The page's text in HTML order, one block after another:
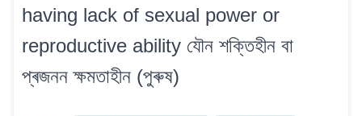
having lack of sexual power or
reproductive ability যৌন শক্তিহীন বা
প্ৰজনন ক্ষমতাহীন (পুৰুষ)